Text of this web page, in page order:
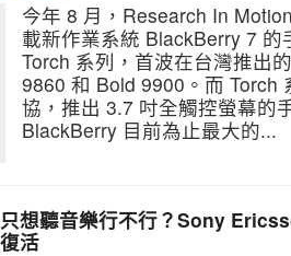
今年 8 月，Research In
載新作業系統 BlackBerry 7
Torch 系列，首波在台灣推出
9860 和 Bold 9900。而 Torch
協，推出 3.7 吋全觸控螢幕的
BlackBerry 目前為止最大的...
只想聽音樂行不行？Sony
復活